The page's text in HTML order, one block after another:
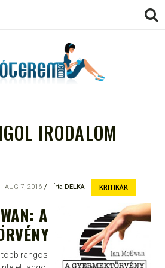
OLVASÁS
TÁMOGATÓJA
IRODALOM
KRITIKÁK
Írta DELKA
AUG 7, 2016
A
több rangos